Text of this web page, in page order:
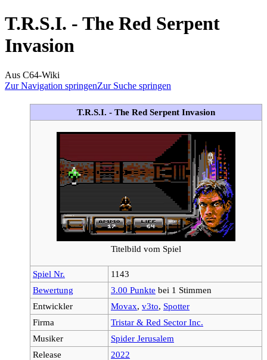
T.R.S.I. - The Red Serpent
Invasion
Aus C64-Wiki
Zur Navigation springenZur Suche springen
T.R.S.I. - The Red Serpent Invasion
Titelbild vom Spiel
Spiel Nr.
1143
Bewertung
3.00 Punkte bei 1 Stimmen
Entwickler
Movax, v3to, Spotter
Firma
Tristar & Red Sector Inc.
Musiker
Spider Jerusalem
Release
2022